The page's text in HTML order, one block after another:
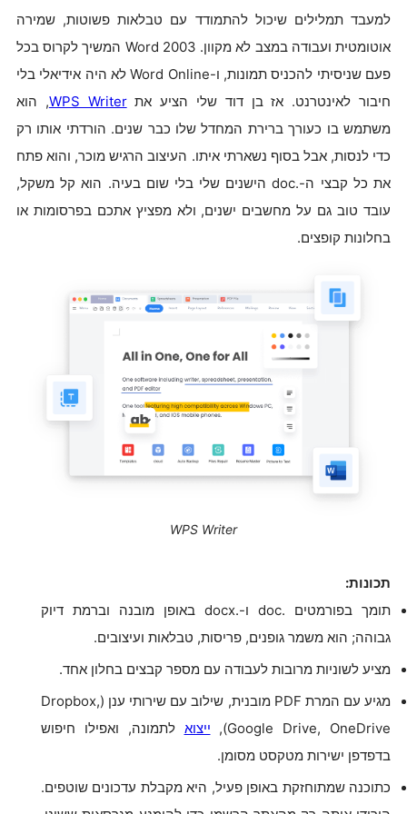
למעבד תמלילים שיכול להתמודד עם טבלאות פשוטות, שמירה
אוטומטית ועבודה במצב לא מקוון. Word 2003 המשיך לקרוס בכל
פעם שניסיתי להכניס תמונות, ו-Word Online לא היה אידיאלי בלי
חיבור לאינטרנט. אז בן דוד שלי הציע אתWPS Writer, הוא
משתמש בו כעורך ברירת המחדל שלו כבר שנים. הורדתי אותו רק
כדי לנסות, אבל בסוף נשארתי איתו. העיצוב הרגיש מוכר, והוא פתח
את כל קבצי ה-.doc הישנים שלי בלי שום בעיה. הוא קל משקל,
עובד טוב גם על מחשבים ישנים, ולא מפציץ אתכם בפרסומות או
בחלונות קופצים.
WPS Writer
תכונות:
תומך בפורמטים .doc ו-.docx באופן מובנה וברמת דיוק
גבוהה; הוא משמר גופנים, פריסות, טבלאות ועיצובים.
מציע לשוניות מרובות לעבודה עם מספר קבצים בחלון אחד.
מגיע עם המרת PDF מובנית, שילוב עם שירותי ענן (Dropbox,
Google Drive, OneDrive),
ייצוא לתמונה, ואפילו חיפוש
בדפדפן ישירות מטקסט מסומן.
כתוכנה שמתוחזקת באופן פעיל, היא מקבלת עדכונים שוטפים.